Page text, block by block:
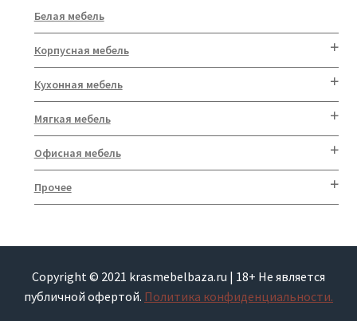
Белая мебель
Корпусная мебель
Кухонная мебель
Мягкая мебель
Офисная мебель
Прочее
Copyright © 2021 krasmebelbaza.ru | 18+ Не является
публичной офертой. Политика конфиденциальности.